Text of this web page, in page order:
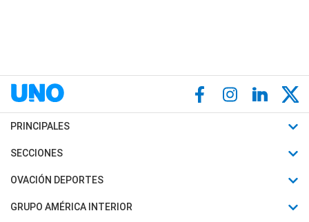
PRINCIPALES
Últimas Noticias
Política
SECCIONES
Horóscopo
Motores
OVACIÓN DEPORTES
Fútbol
GRUPO AMÉRICA INTERIOR